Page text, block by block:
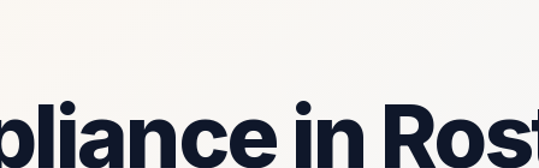
in